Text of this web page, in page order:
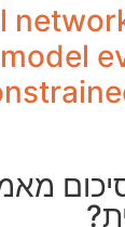
model